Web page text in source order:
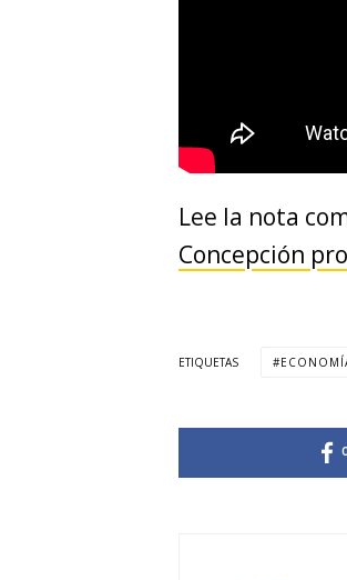
Lee la nota
Concepción
ETIQUETAS